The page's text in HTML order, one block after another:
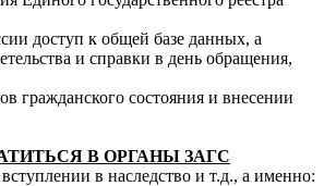
доступ к общей базе данных, а
и справки в день обращения,
состояния и внесении
В ОРГАНЫ ЗАГС
в наследство и т.д., а именно: